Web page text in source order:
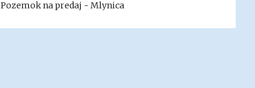
Pozemok na predaj - Mlynica